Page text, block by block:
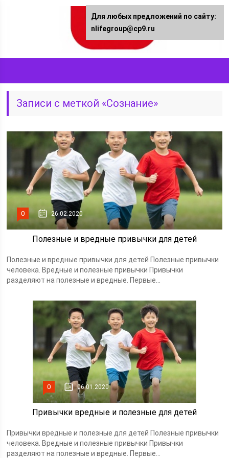
Записи с меткой «Сознание»
0 26.02.2020
Полезные и вредные привычки для детей
Полезные и вредные привычки для детей Полезные привычки
человека. Вредные и полезные привычки Привычки
разделяют на полезные и вредные. Первые...
0 06.01.2020
Привычки вредные и полезные для детей
Привычки вредные и полезные для детей Полезные привычки
человека. Вредные и полезные привычки Привычки
разделяют на полезные и вредные. Первые...
Для любых предложений по сайту:
nlifegroup@cp9.ru